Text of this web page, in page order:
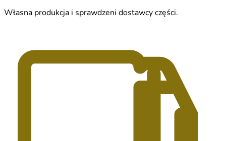
Własna produkcja i sprawdzeni dostawcy części.